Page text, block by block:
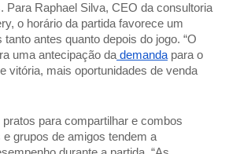
Para Raphael Silva, CEO da consultoria
o horário da partida favorece um
antes quanto depois do jogo. “O
uma antecipação da demanda para o
vitória, mais oportunidades de venda
pratos para compartilhar e combos
grupos de amigos tendem a